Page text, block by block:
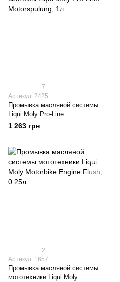
7
Артикул: 2425
Промывка масляной системы
Liqui Moly Pro-Line
Motorspulung, 1л
1 263 грн
2
Артикул: 1657
Промывка масляной системы
мототехники Liqui Moly